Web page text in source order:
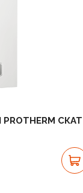
СКАТ